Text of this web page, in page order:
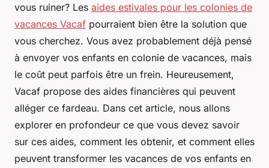
vous ruiner? Les aides estivales pour les colonies de
vacances Vacaf pourraient bien être la solution que
vous cherchez. Vous avez probablement déjà pensé
à envoyer vos enfants en colonie de vacances, mais
le coût peut parfois être un frein. Heureusement,
Vacaf propose des aides financières qui peuvent
alléger ce fardeau. Dans cet article, nous allons
explorer en profondeur ce que vous devez savoir
sur ces aides, comment les obtenir, et comment elles
peuvent transformer les vacances de vos enfants en